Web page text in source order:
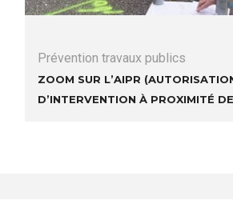
Prévention travaux publics
Zoom sur l’AIPR
d’Intervention à Proximité